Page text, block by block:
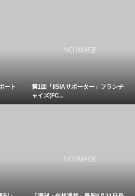
ート
第1回「IISIAサポーター」フランチ
ャイズ(FC...